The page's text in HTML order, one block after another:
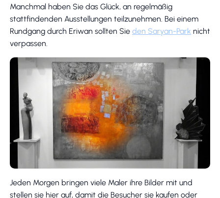
Manchmal haben Sie das Glück, an regelmäßig
stattfindenden Ausstellungen teilzunehmen. Bei einem
Rundgang durch Eriwan sollten Sie den Saryan-Park nicht
verpassen.
Jeden Morgen bringen viele Maler ihre Bilder mit und
stellen sie hier auf, damit die Besucher sie kaufen oder